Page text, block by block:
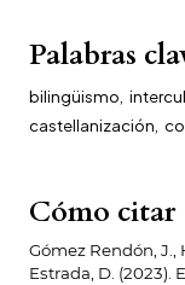
Palabras
bilingüismo
castellanización
Cómo citar
Gómez Rendón, J.,
Estrada, D.